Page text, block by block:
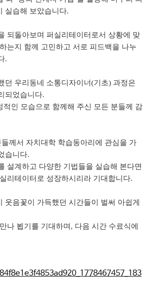
실습해 보았습니다.
되돌아보며 퍼실리테이터로서 상황에 맞
는지 함께 고민하고 서로 피드백을 나누
.
던 우리동네 소통디자이너(기초) 과정은
되었습니다.
적인 모습으로 함께해 주신 모든 분들께 감
께서 자치대학 학습동아리에 관심을 가
습니다.
설계하고 다양한 기법들을 실습해 본다면
리테이터로 성장하시리라 기대합니다.
웃음꽃이 가득했던 시간들이 벌써 아쉽게
나 뵙기를 기대하며, 다음 시간 수료식에